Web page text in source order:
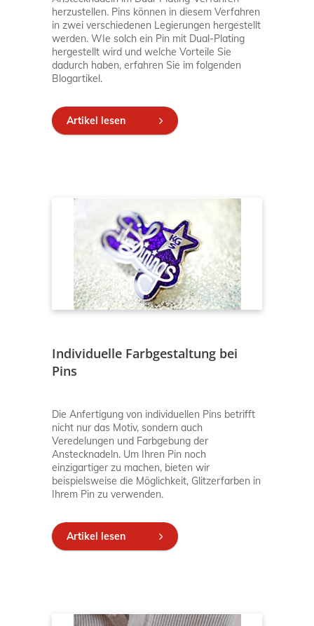
herzustellen. Pins können in diesem Verfahren
in zwei verschiedenen Legierungen hergestellt
werden. WIe solch ein Pin mit Dual-Plating
hergestellt wird und welche Vorteile Sie
dadurch haben, erfahren Sie im folgenden
Blogartikel.
Artikel lesen
Individuelle Farbgestaltung bei
Pins
Die Anfertigung von individuellen Pins betrifft
nicht nur das Motiv, sondern auch
Veredelungen und Farbgebung der
Anstecknadeln. Um Ihren Pin noch
einzigartiger zu machen, bieten wir
beispielsweise die Möglichkeit, Glitzerfarben in
Ihrem Pin zu verwenden.
Artikel lesen